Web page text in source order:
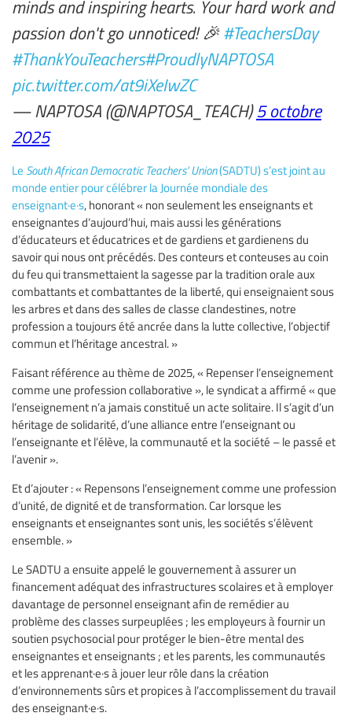
minds and inspiring hearts. Your hard work and
passion don't go unnoticed! 🎉#TeachersDay
#ThankYouTeachers#ProudlyNAPTOSA
pic.twitter.com/at9iXeIwZC
— NAPTOSA (@NAPTOSA_TEACH)5 octobre
2025
Le South African Democratic Teachers’ Union(SADTU) s’est joint au
monde entier pour célébrer la Journée mondiale des
enseignant·e·s, honorant « non seulement les enseignants et
enseignantes d’aujourd’hui, mais aussi les générations
d’éducateurs et éducatrices et de gardiens et gardienens du
savoir qui nous ont précédés. Des conteurs et conteuses au coin
du feu qui transmettaient la sagesse par la tradition orale aux
combattants et combattantes de la liberté, qui enseignaient sous
les arbres et dans des salles de classe clandestines, notre
profession a toujours été ancrée dans la lutte collective, l’objectif
commun et l’héritage ancestral. »
Faisant référence au thème de 2025, « Repenser l’enseignement
comme une profession collaborative », le syndicat a affirmé « que
l’enseignement n’a jamais constitué un acte solitaire. Il s’agit d’un
héritage de solidarité, d’une alliance entre l’enseignant ou
l’enseignante et l’élève, la communauté et la société – le passé et
l’avenir ».
Et d’ajouter : « Repensons l’enseignement comme une profession
d’unité, de dignité et de transformation. Car lorsque les
enseignants et enseignantes sont unis, les sociétés s’élèvent
ensemble. »
Le SADTU a ensuite appelé le gouvernement à assurer un
financement adéquat des infrastructures scolaires et à employer
davantage de personnel enseignant afin de remédier au
problème des classes surpeuplées ; les employeurs à fournir un
soutien psychosocial pour protéger le bien-être mental des
enseignantes et enseignants ; et les parents, les communautés
et les apprenant·e·s à jouer leur rôle dans la création
d’environnements sûrs et propices à l’accomplissement du travail
des enseignant·e·s.